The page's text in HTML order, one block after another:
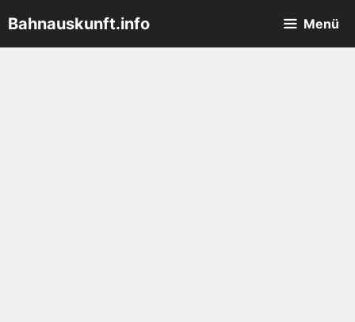
Inhalt
springen
Bahnauskunft.info Menü